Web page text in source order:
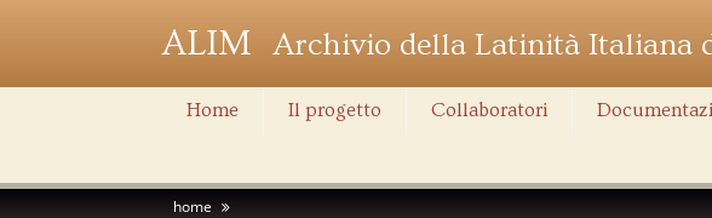
ALIM Archivio della Latinità Italiana
Home Il progetto Collaboratori
home